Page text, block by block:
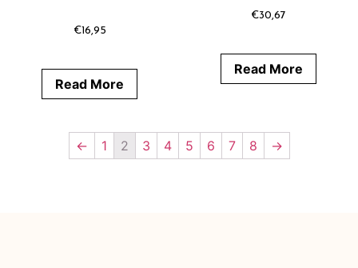
€16,95
Read More
€30,67
Read More
← 1 2 3 4 5 6 7 8 →